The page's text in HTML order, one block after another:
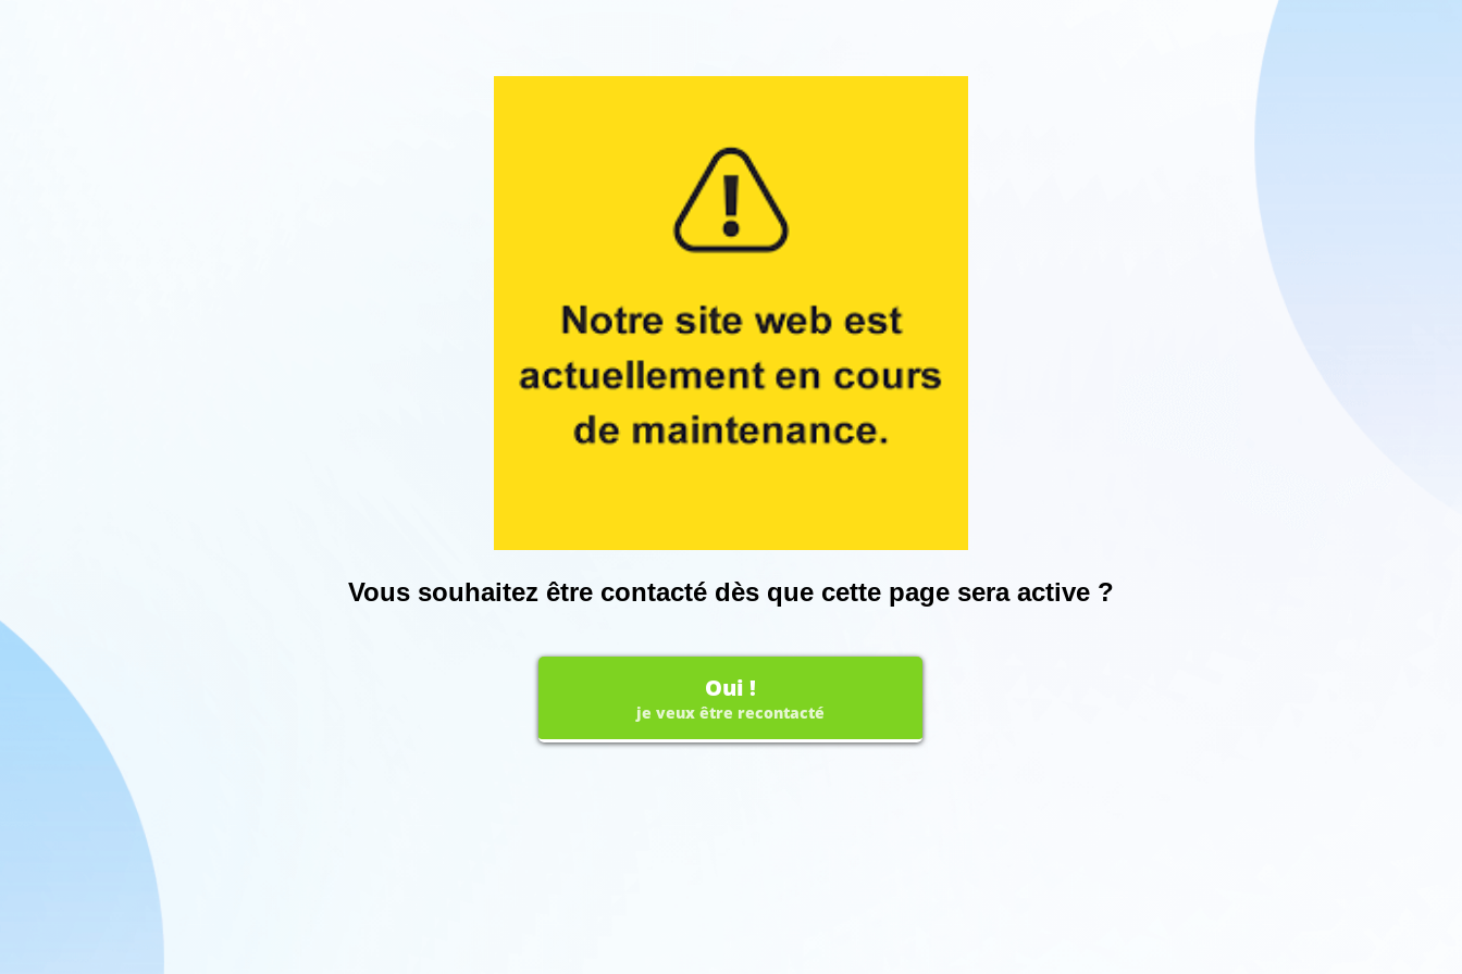
Vous souhaitez être contacté dès que cette page sera active ?
Oui !
je veux être recontacté